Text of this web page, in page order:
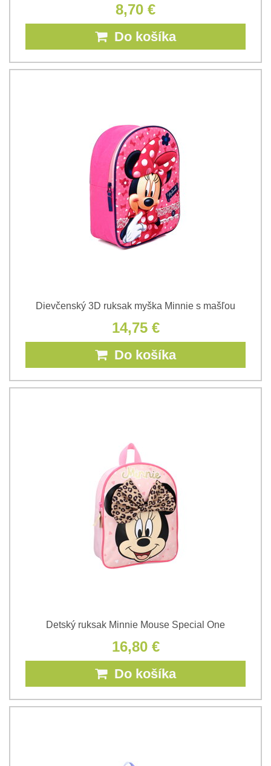
8,70 €
Do košíka
Dievčenský 3D ruksak myška Minnie s mašľou
14,75 €
Do košíka
Detský ruksak Minnie Mouse Special One
16,80 €
Do košíka